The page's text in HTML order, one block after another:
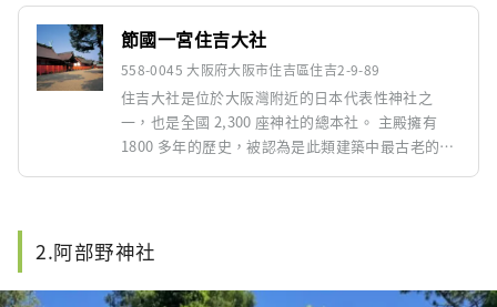
節國一宮住吉大社
558-0045 大阪府大阪市住吉區住吉2-9-89
住吉大社是位於大阪灣附近的日本代表性神社之
一，也是全國 2,300 座神社的總本社。 主殿擁有
1800 多年的歷史，被認為是此類建築中最古老的神
社的歷史和莊嚴的氣氛。
2.阿部野神社